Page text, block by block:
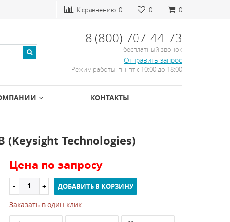
0
0
К сравнению: 0
8 (800) 707-44-73
бесплатный звонок
Отправить запрос
Режим работы: пн-пт с 10:00 до 18:00
КОНТАКТЫ
(Keysight Technologies)
Цена по запросу
ДОБАВИТЬ В КОРЗИНУ
Заказать в один клик